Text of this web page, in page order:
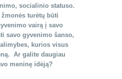
socialinio statuso.
turėtų būti
vairą į savo
savo gyvenimo šanso,
kurios visus
Ar galite daugiau
meninę idėją?